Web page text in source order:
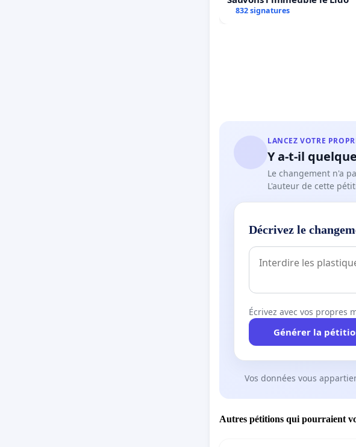
832 signatures
LANCEZ VOTRE
Y a-t-il
Le changement n'a
L'auteur de cette
Décrivez le
Écrivez avec vos propres
Générer la
Vos données vous
Autres pétitions qui pourraient